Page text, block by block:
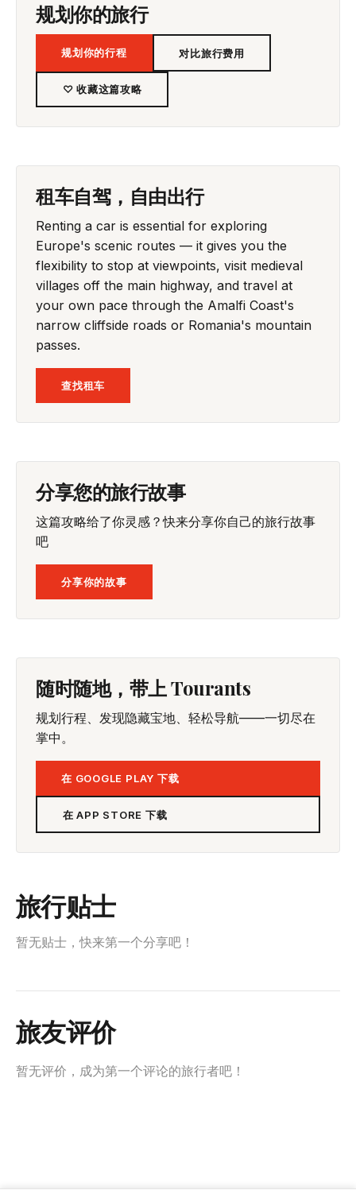
规划你的旅行
规划你的行程 对比旅行费用
♡ 收藏这篇攻略
租车自驾，自由出行
Renting a car is essential for exploring
Europe's scenic routes — it gives you the
flexibility to stop at viewpoints, visit medieval
villages off the main highway, and travel at
your own pace through the Amalfi Coast's
narrow cliffside roads or Romania's mountain
passes.
查找租车
分享您的旅行故事
这篇攻略给了你灵感？快来分享你自己的旅行故事
吧
分享你的故事
随时随地，带上 Tourants
规划行程、发现隐藏宝地、轻松导航——一切尽在
掌中。
在 GOOGLE PLAY 下载
在 APP STORE 下载
旅行贴士
暂无贴士，快来第一个分享吧！
旅友评价
暂无评价，成为第一个评论的旅行者吧！